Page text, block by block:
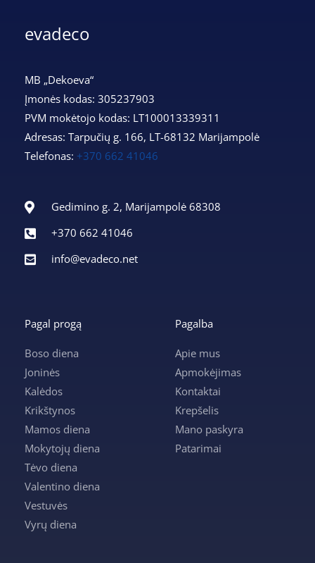
evadeco
MB „Dekoeva“
Įmonės kodas: 305237903
PVM mokėtojo kodas: LT100013339311
Adresas: Tarpučių g. 166, LT-68132 Marijampolė
Telefonas: +370 662 41046
Gedimino g. 2, Marijampolė 68308
+370 662 41046
info@evadeco.net
Pagal progą
Boso diena
Joninės
Kalėdos
Krikštynos
Mamos diena
Mokytojų diena
Tėvo diena
Valentino diena
Vestuvės
Vyrų diena
Pagalba
Apie mus
Apmokėjimas
Kontaktai
Krepšelis
Mano paskyra
Patarimai